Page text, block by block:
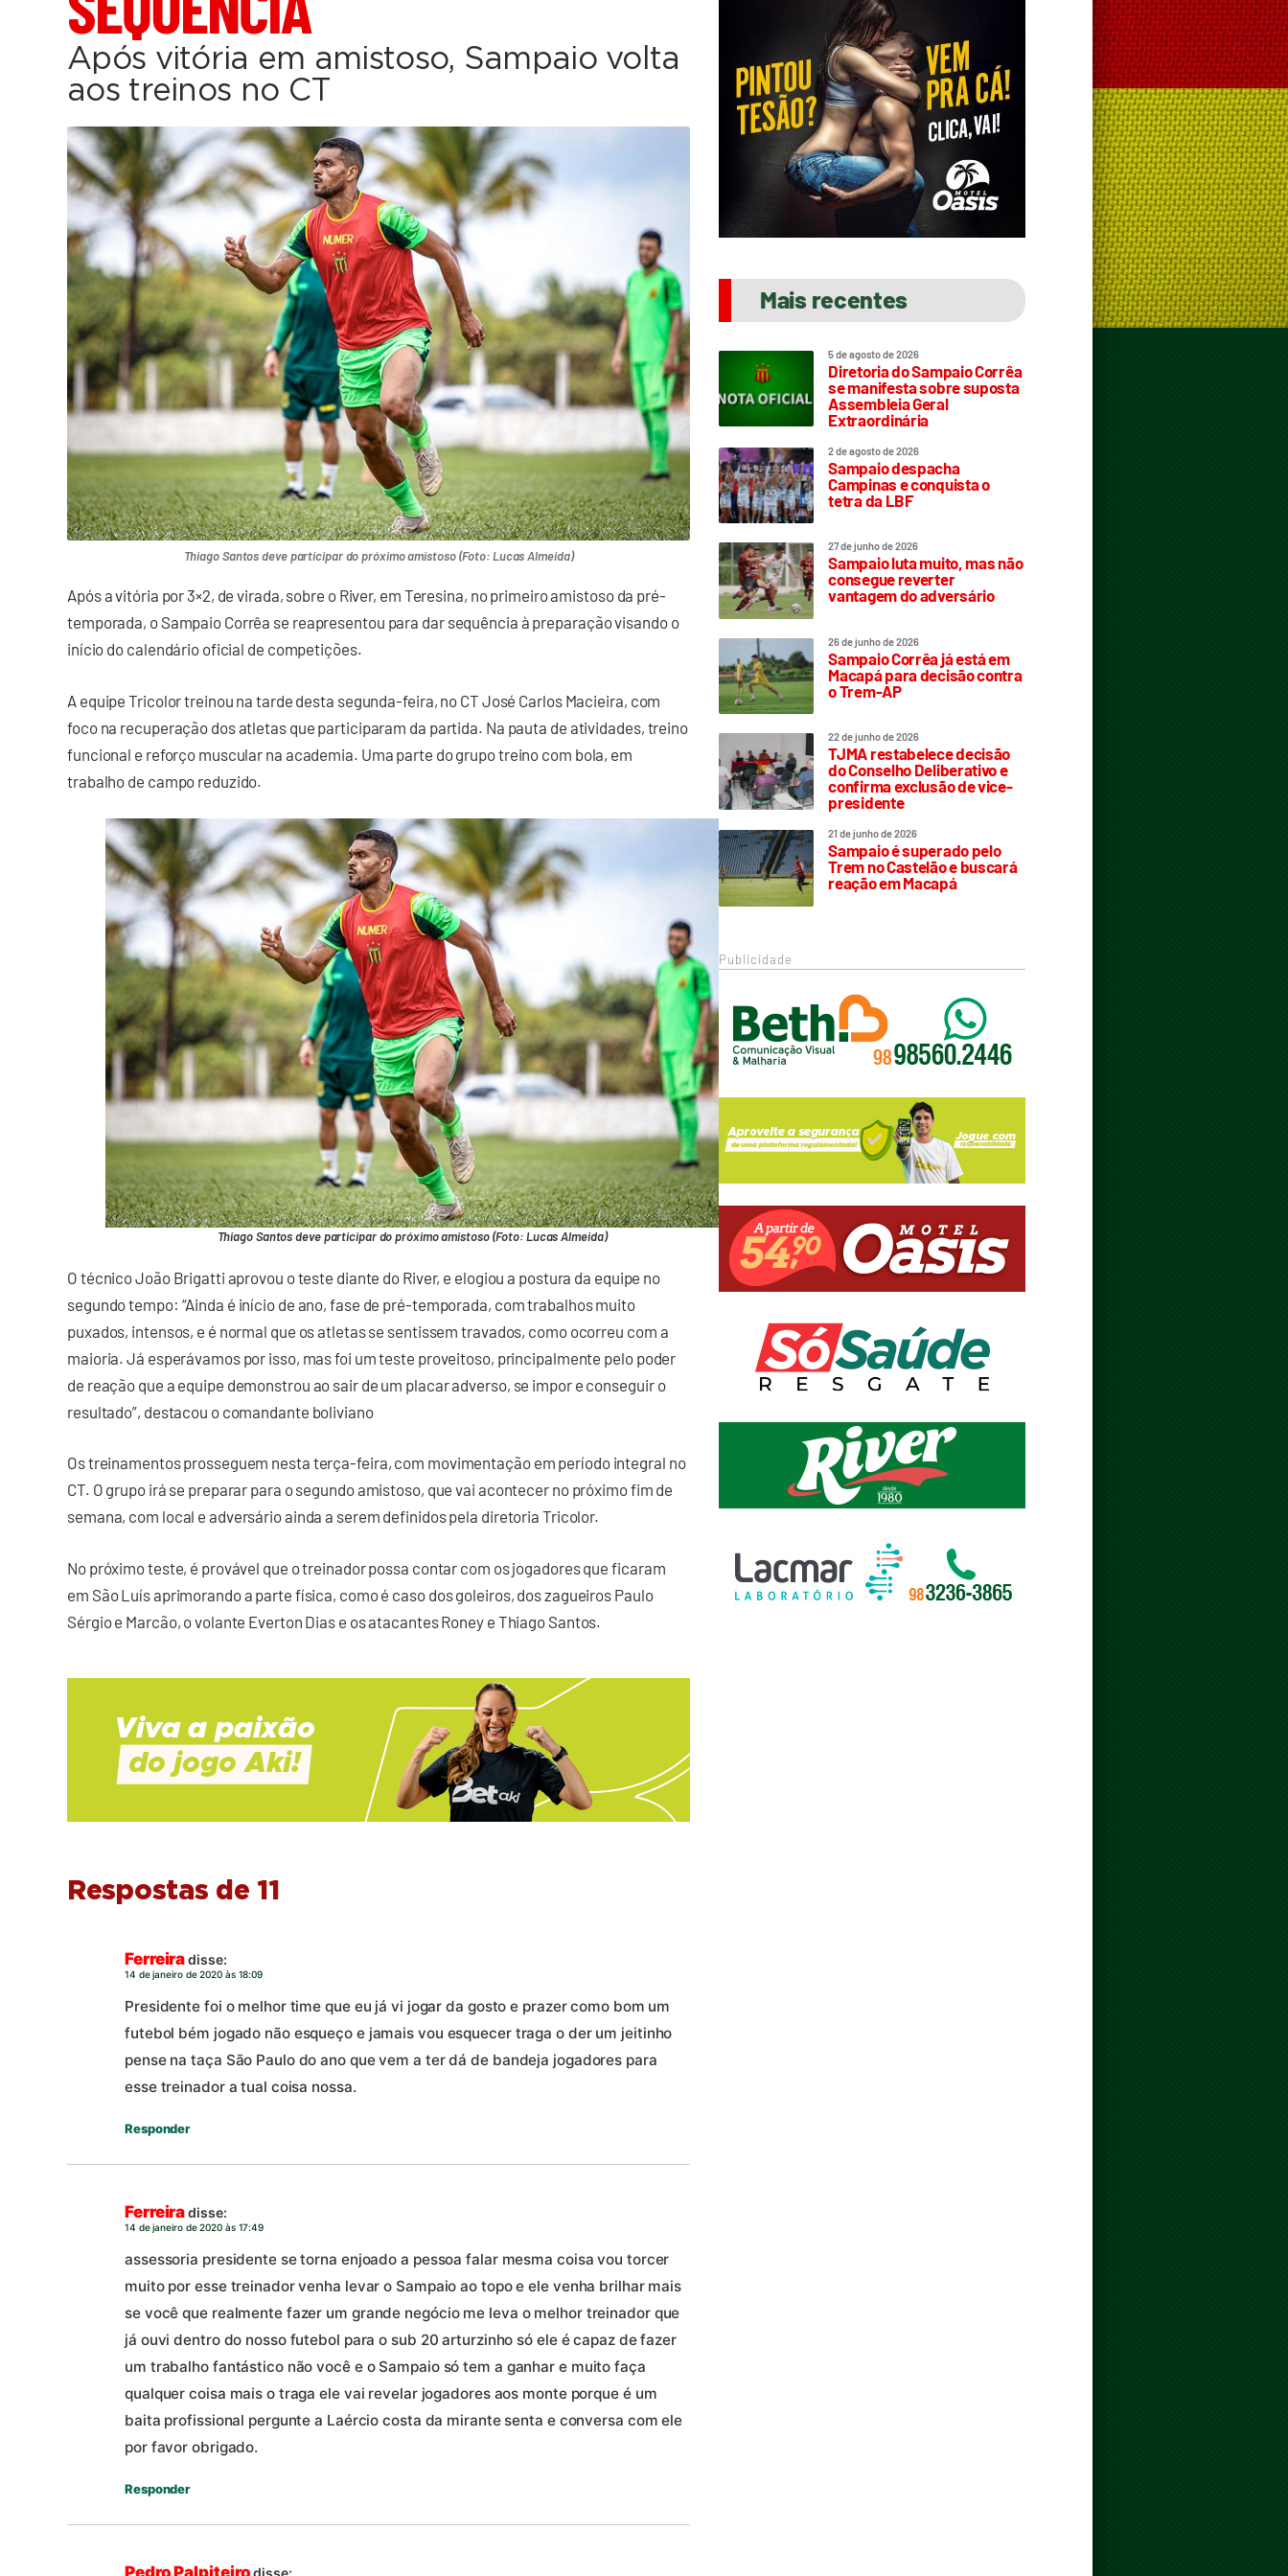
Após vitória em amistoso, Sampaio volta
aos treinos no CT
Thiago Santos deve participar do próximo amistoso (Foto: Lucas Almeida)
Após a vitória por 3×2, de virada, sobre o River, em Teresina, no primeiro amistoso da pré-
temporada, o Sampaio Corrêa se reapresentou para dar sequência à preparação visando o
início do calendário oficial de competições.
A equipe Tricolor treinou na tarde desta segunda-feira, no CT José Carlos Macieira, com
foco na recuperação dos atletas que participaram da partida. Na pauta de atividades, treino
funcional e reforço muscular na academia. Uma parte do grupo treino com bola, em
trabalho de campo reduzido.
Thiago Santos deve participar do próximo amistoso (Foto: Lucas Almeida)
O técnico João Brigatti aprovou o teste diante do River, e elogiou a postura da equipe no
segundo tempo: “Ainda é início de ano, fase de pré-temporada, com trabalhos muito
puxados, intensos, e é normal que os atletas se sentissem travados, como ocorreu com a
maioria. Já esperávamos por isso, mas foi um teste proveitoso, principalmente pelo poder
de reação que a equipe demonstrou ao sair de um placar adverso, se impor e conseguir o
resultado”, destacou o comandante boliviano
Os treinamentos prosseguem nesta terça-feira, com movimentação em período integral no
CT. O grupo irá se preparar para o segundo amistoso, que vai acontecer no próximo fim de
semana, com local e adversário ainda a serem definidos pela diretoria Tricolor.
No próximo teste, é provável que o treinador possa contar com os jogadores que ficaram
em São Luís aprimorando a parte física, como é caso dos goleiros, dos zagueiros Paulo
Sérgio e Marcão, o volante Everton Dias e os atacantes Roney e Thiago Santos.
Respostas de 11
Ferreiradisse:
14 de janeiro de 2020 às 18:09
Presidente foi o melhor time que eu já vi jogar da gosto e prazer como bom um
futebol bém jogado não esqueço e jamais vou esquecer traga o der um jeitinho
pense na taça São Paulo do ano que vem a ter dá de bandeja jogadores para
esse treinador a tual coisa nossa.
Responder
Ferreiradisse:
14 de janeiro de 2020 às 17:49
assessoria presidente se torna enjoado a pessoa falar mesma coisa vou torcer
muito por esse treinador venha levar o Sampaio ao topo e ele venha brilhar mais
se você que realmente fazer um grande negócio me leva o melhor treinador que
já ouvi dentro do nosso futebol para o sub 20 arturzinho só ele é capaz de fazer
um trabalho fantástico não você e o Sampaio só tem a ganhar e muito faça
qualquer coisa mais o traga ele vai revelar jogadores aos monte porque é um
baita profissional pergunte a Laércio costa da mirante senta e conversa com ele
por favor obrigado.
Responder
Pedro Palpiteirodisse:
Mais recentes
5 de agosto de 2026
Diretoria do Sampaio Corrêa
se manifesta sobre suposta
Assembleia Geral
Extraordinária
2 de agosto de 2026
Sampaio despacha
Campinas e conquista o
tetra da LBF
27 de junho de 2026
Sampaio luta muito, mas não
consegue reverter
vantagem do adversário
26 de junho de 2026
Sampaio Corrêa já está em
Macapá para decisão contra
o Trem-AP
22 de junho de 2026
TJMA restabelece decisão
do Conselho Deliberativo e
confirma exclusão de vice-
presidente
21 de junho de 2026
Sampaio é superado pelo
Trem no Castelão e buscará
reação em Macapá
Publicidade